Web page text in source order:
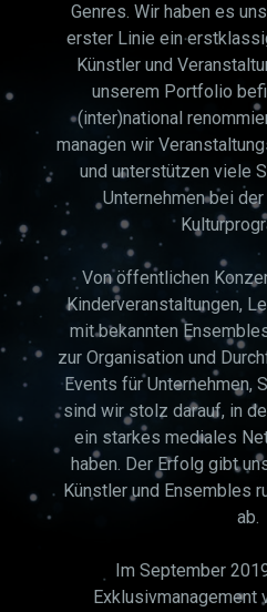
Genres. Wir haben es
erster Linie ein
Künstler und
unserem Portfolio
(inter)national
managen wir
und unterstützen viele
Unternehmen bei
Von öffentlichen
Kinderveranstaltungen,
mit bekannten
zur Organisation und
Events für Unternehmen,
sind wir stolz darauf, in
ein starkes mediales
haben. Der Erfolg gibt
Künstler und Ensembles
ab.
Im September
Exklusivmanagement